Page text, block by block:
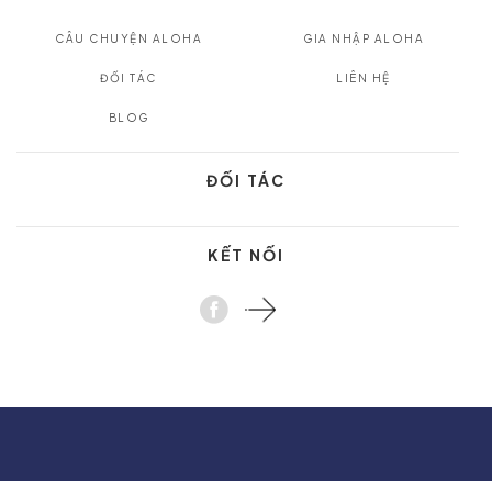
CÂU CHUYỆN ALOHA GIA NHẬP ALOHA
ĐỐI TÁC LIÊN HỆ
BLOG
ĐỐI TÁC
KẾT NỐI